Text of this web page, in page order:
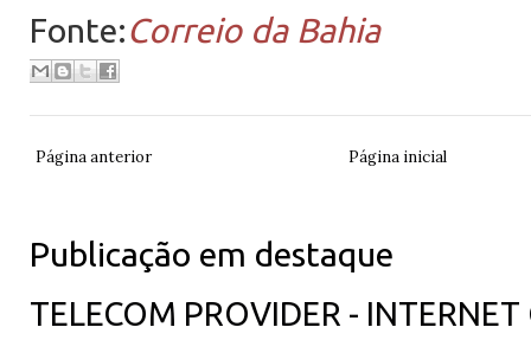
Fonte:Correio da Bahia
Página anterior Página inicial
Publicação em destaque
TELECOM PROVIDER -